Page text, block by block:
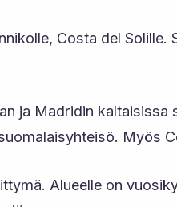
Costa del
ja Madridin
Myös
Alueelle on